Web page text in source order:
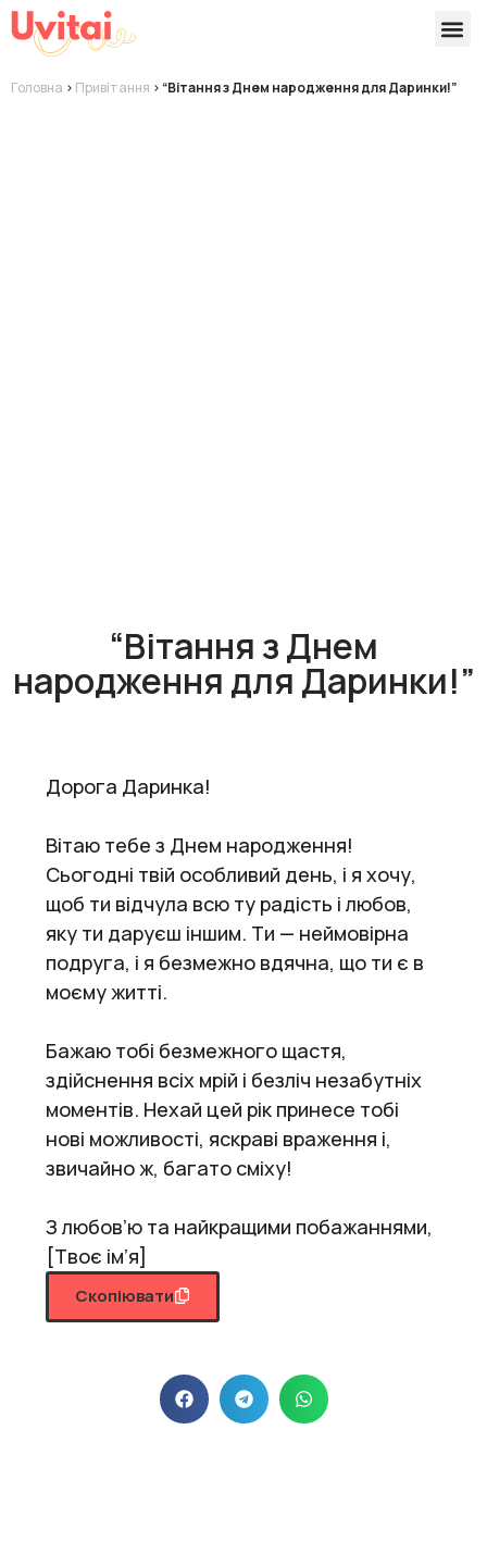
Головна > Привітання > “Вітання з Днем народження для Даринки!”
“Вітання з Днем
народження для Даринки!”
Дорога Даринка!
Вітаю тебе з Днем народження!
Сьогодні твій особливий день, і я хочу,
щоб ти відчула всю ту радість і любов,
яку ти даруєш іншим. Ти — неймовірна
подруга, і я безмежно вдячна, що ти є в
моєму житті.
Бажаю тобі безмежного щастя,
здійснення всіх мрій і безліч незабутніх
моментів. Нехай цей рік принесе тобі
нові можливості, яскраві враження і,
звичайно ж, багато сміху!
З любов’ю та найкращими побажаннями,
[Твоє ім’я]
Скопіювати